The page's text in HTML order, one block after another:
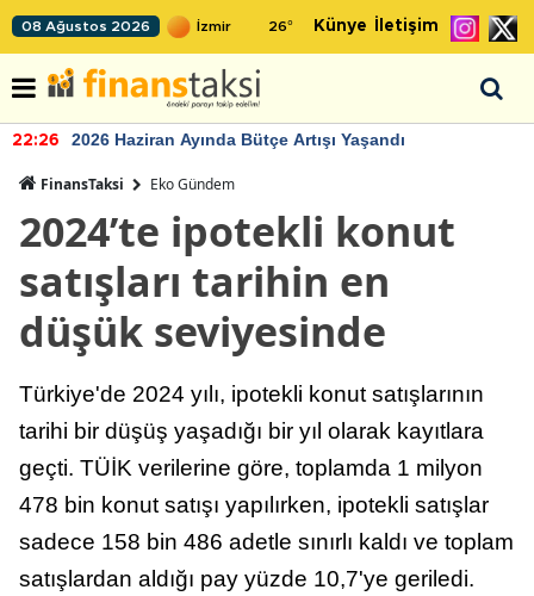
08 Ağustos 2026 26° Künye İletişim
22:26 2026 Haziran Ayında Bütçe Artışı Yaşandı
FinansTaksi Eko Gündem
2024’te ipotekli konut
satışları tarihin en
düşük seviyesinde
Türkiye'de 2024 yılı, ipotekli konut satışlarının
tarihi bir düşüş yaşadığı bir yıl olarak kayıtlara
geçti. TÜİK verilerine göre, toplamda 1 milyon
478 bin konut satışı yapılırken, ipotekli satışlar
sadece 158 bin 486 adetle sınırlı kaldı ve toplam
satışlardan aldığı pay yüzde 10,7'ye geriledi.